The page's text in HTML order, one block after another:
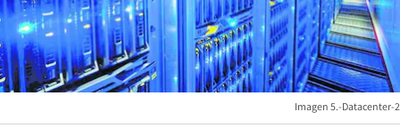
Imagen 5.-Datacenter-2